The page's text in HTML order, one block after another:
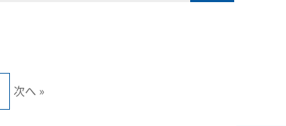
次へ »